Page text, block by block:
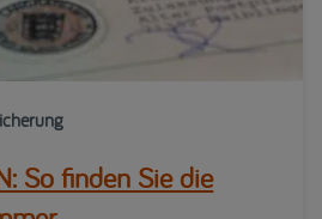
So finden Sie die